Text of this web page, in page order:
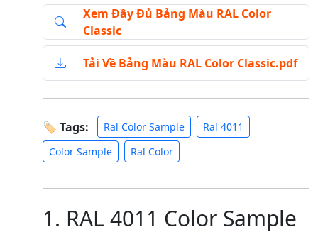
Xem Đầy Đủ Bảng Màu RAL Color
Classic
Tải Về Bảng Màu RAL Color Classic.pdf
🏷 Tags: Ral Color Sample
Ral 4011
Color Sample
Ral Color
1. RAL 4011 Color Sample